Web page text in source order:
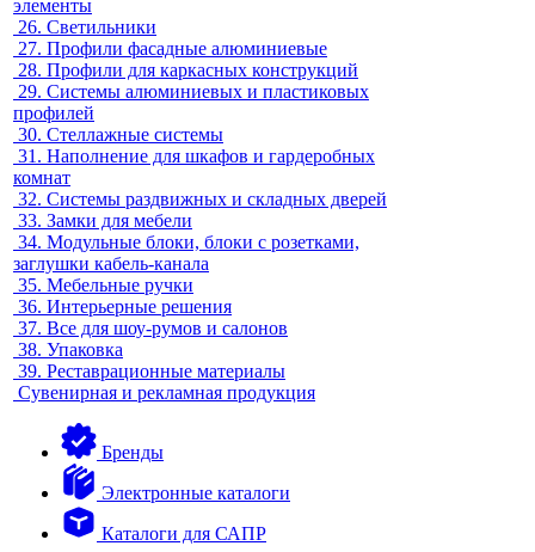
элементы
26. Светильники
27. Профили фасадные алюминиевые
28. Профили для каркасных конструкций
29. Системы алюминиевых и пластиковых
профилей
30. Стеллажные системы
31. Наполнение для шкафов и гардеробных
комнат
32. Системы раздвижных и складных дверей
33. Замки для мебели
34. Модульные блоки, блоки с розетками,
заглушки кабель-канала
35. Мебельные ручки
36. Интерьерные решения
37. Все для шоу-румов и салонов
38. Упаковка
39. Реставрационные материалы
Сувенирная и рекламная продукция
Бренды
Электронные каталоги
Каталоги для САПР